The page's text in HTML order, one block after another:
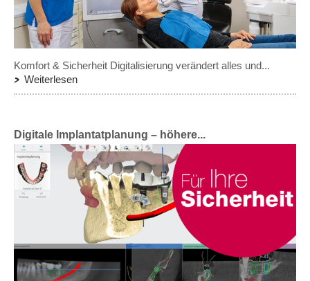
Komfort & Sicherheit Digitalisierung verändert alles und...
Weiterlesen
Digitale Implantatplanung – höhere...